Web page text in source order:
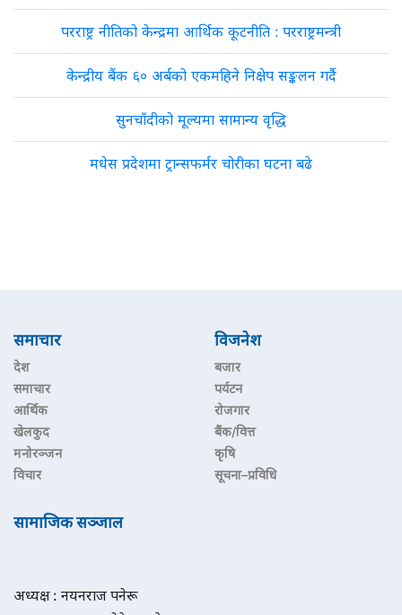
परराष्ट्र नीतिको केन्द्रमा आर्थिक कूटनीति : परराष्ट्रमन्त्री
केन्द्रीय बैंक ६० अर्बको एकमहिने निक्षेप सङ्कलन गर्दै
सुनचाँदीको मूल्यमा सामान्य वृद्धि
मधेस प्रदेशमा ट्रान्सफर्मर चोरीका घटना बढे
समाचार
देश
समाचार
आर्थिक
खेलकुद
मनोरञ्जन
विचार
विजनेश
बजार
पर्यटन
रोजगार
बैंक/वित्त
कृषि
सूचना–प्रविधि
सामाजिक सञ्जाल
अध्यक्ष : नयनराज पनेरू